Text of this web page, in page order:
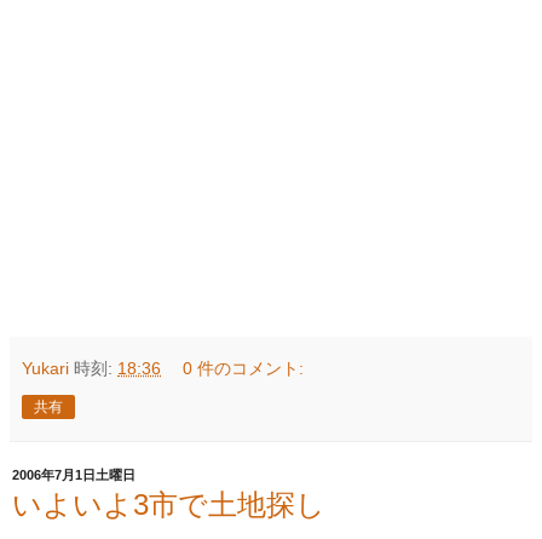
Yukari 時刻: 18:36 0 件のコメント:
共有
2006年7月1日土曜日
いよいよ3市で土地探し